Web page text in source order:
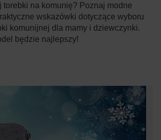
torebki na komunię? Poznaj modne
wskazówki dotyczące wyboru
komunijnej dla mamy i dziewczynki.
będzie najlepszy!